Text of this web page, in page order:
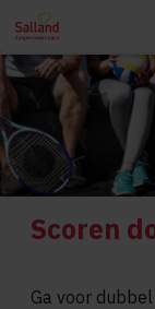
Scoren
Ga voor